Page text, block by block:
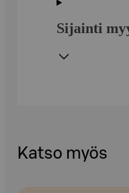
Sijainti
Katso myös